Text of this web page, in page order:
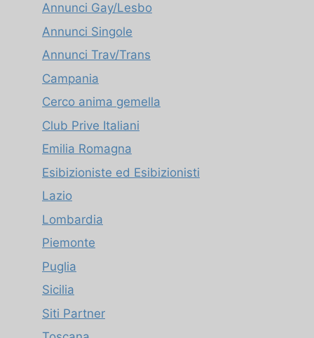
Annunci Gay/Lesbo
Annunci Singole
Annunci Trav/Trans
Campania
Cerco anima gemella
Club Prive Italiani
Emilia Romagna
Esibizioniste ed Esibizionisti
Lazio
Lombardia
Piemonte
Puglia
Sicilia
Siti Partner